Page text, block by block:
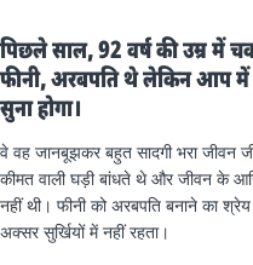
पिछले साल, 92 वर्ष की उम्र में
फीनी, अरबपति थे लेकिन आप में
सुना होगा।
वे वह जानबूझकर बहुत सादगी भरा जीवन
कीमत वाली घड़ी बांधते थे और जीवन के
नहीं थी। फीनी को अरबपति बनाने का
अक्सर सुर्खियों में नहीं रहता।